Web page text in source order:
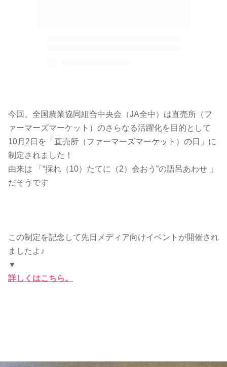
今回、全国農業協同組合中央会（JA全中）は直売所（フ
ァーマーズマーケット）のさらなる活躍化を目的として
10月2日を「直売所（ファーマーズマーケット）の日」に
制定されました！
由来は 「“採れ（10）たてに（2）会おう”の語呂あわせ 」
だそうです
この制定を記念して先日メディア向けイベントが開催され
ましたよ♪
▼
詳しくはこちら。